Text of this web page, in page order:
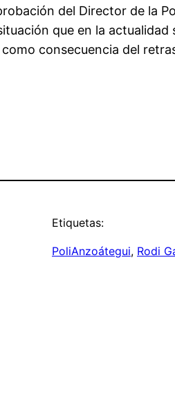
del Director de la
que en la
consecuencia del
Etiquetas:
PoliAnzoátegui, Rodi